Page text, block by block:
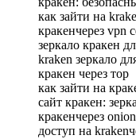
как зайти на
кракенчерез vpn
зеркало кракен
kraken зеркало
кракен через тор
как зайти на
сайт кракен:
кракенчерез onion
доступ на